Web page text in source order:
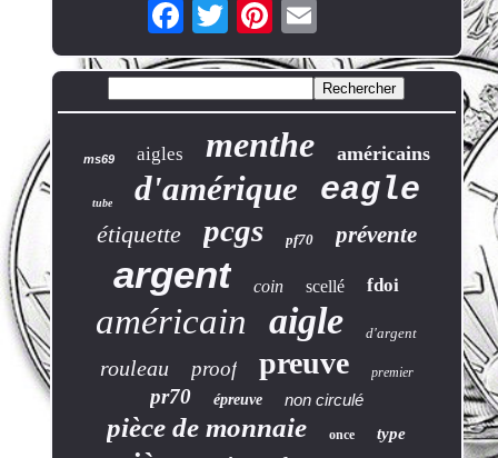
ms69 aigles menthe américains
tube d'amérique eagle
étiquette pcgs pf70 prévente
argent coin scellé fdoi
américain aigle d'argent
rouleau proof preuve premier
pr70 épreuve non circulé
pièce de monnaie once type